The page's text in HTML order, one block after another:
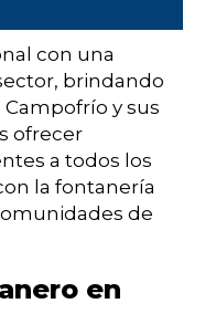
con una
brindando
y sus
ofrecer
a todos los
la fontanería
de
en